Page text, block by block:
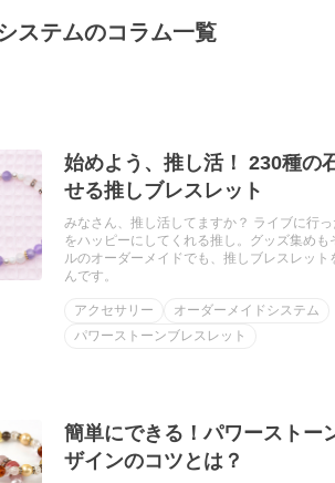
ステムのコラム一覧
始めよう、推し活！ 230種の
せる推しブレスレット
みなさん、推し活してますか？ ライブに行
をハッピーにしてくれる推し。グッズ集めも
ルのオーダーメイドでも、推しブレスレッ
んです。
アクセサリー
オーダーメイドシステム
パワーストーンブレスレット
簡単にできる！パワーストー
ザインのコツとは？